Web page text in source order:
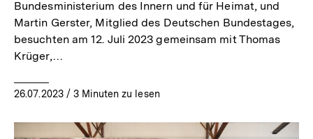
Bundesministerium des Innern und für Heimat, und
Martin Gerster, Mitglied des Deutschen Bundestages,
besuchten am 12. Juli 2023 gemeinsam mit Thomas
Krüger,…
26.07.2023/ 3 Minuten zu lesen